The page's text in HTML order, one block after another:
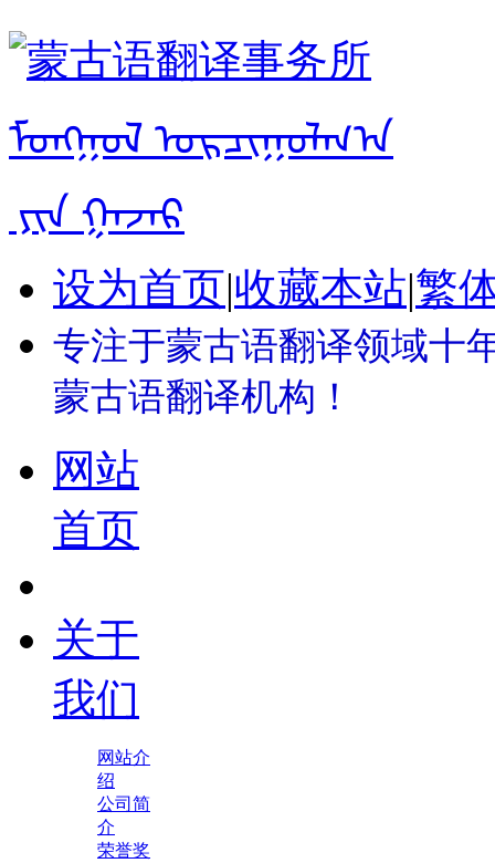
设为首页|收藏本站|繁
专注于蒙古语翻译领域十
蒙古语翻译机构！
网站
首页
关于
我们
网站介
绍
公司简
介
荣誉奖